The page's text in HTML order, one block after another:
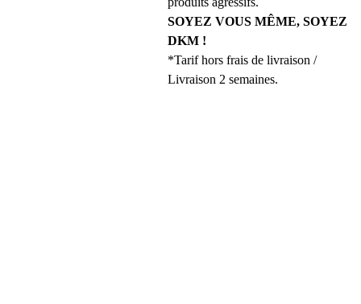
SOYEZ VOUS MÊME, SOYEZ
DKM !
*Tarif hors frais de livraison /
Livraison 2 semaines.